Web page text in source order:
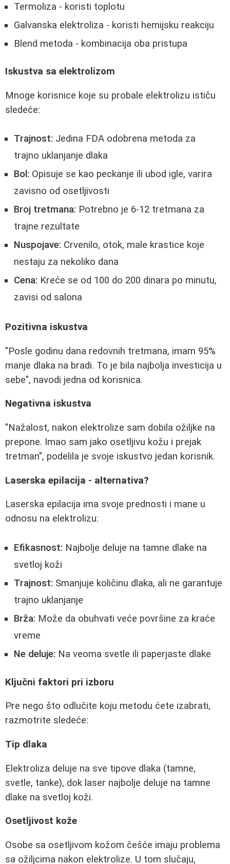
Termoliza - koristi toplotu
Galvanska elektroliza - koristi hemijsku reakciju
Blend metoda - kombinacija oba pristupa
Iskustva sa elektrolizom
Mnoge korisnice koje su probale elektrolizu ističu
sledeće:
Trajnost: Jedina FDA odobrena metoda za
trajno uklanjanje dlaka
Bol: Opisuje se kao peckanje ili ubod igle, varira
zavisno od osetljivosti
Broj tretmana: Potrebno je 6-12 tretmana za
trajne rezultate
Nuspojave: Crvenilo, otok, male krastice koje
nestaju za nekoliko dana
Cena: Kreće se od 100 do 200 dinara po minutu,
zavisi od salona
Pozitivna iskustva
"Posle godinu dana redovnih tretmana, imam 95%
manje dlaka na bradi. To je bila najbolja investicija u
sebe", navodi jedna od korisnica.
Negativna iskustva
"Nažalost, nakon elektrolize sam dobila ožiljke na
prepone. Imao sam jako osetljivu kožu i prejak
tretman", podelila je svoje iskustvo jedan korisnik.
Laserska epilacija - alternativa?
Laserska epilacija ima svoje prednosti i mane u
odnosu na elektrolizu:
Efikasnost: Najbolje deluje na tamne dlake na
svetloj koži
Trajnost: Smanjuje količinu dlaka, ali ne garantuje
trajno uklanjanje
Brža: Može da obuhvati veće površine za kraće
vreme
Ne deluje: Na veoma svetle ili paperjaste dlake
Ključni faktori pri izboru
Pre nego što odlučite koju metodu ćete izabrati,
razmotrite sledeće:
Tip dlaka
Elektroliza deluje na sve tipove dlaka (tamne,
svetle, tanke), dok laser najbolje deluje na tamne
dlake na svetloj koži.
Osetljivost kože
Osobe sa osetljivom kožom češće imaju problema
sa ožiljcima nakon elektrolize. U tom slučaju,